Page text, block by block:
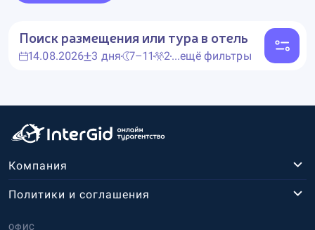
Поиск размещения или тура в отель
14.08.2026 3 дня 7–11 2...ещё фильтры
Компания
ОФИС
Политики и соглашения